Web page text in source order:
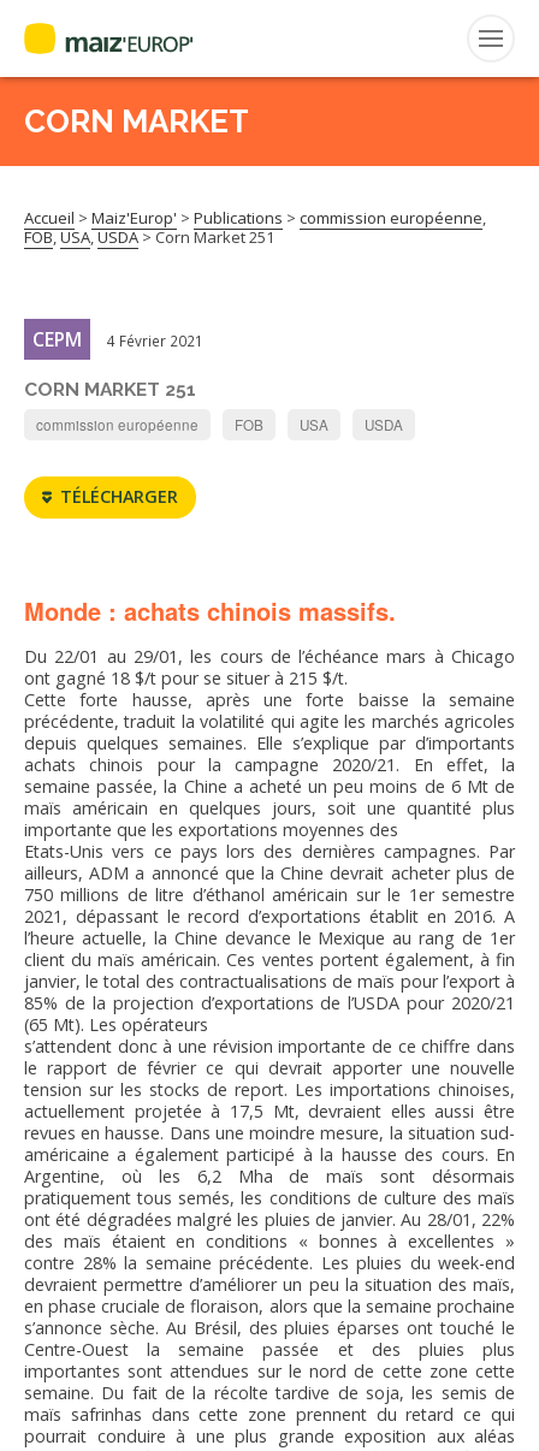
Rechercher
:
MAIZ’EUROP’
AGPM MAÏS DOUX
AGPM MAÏS SEMENCE
CEPM
IRRIGANTS DE FRANCE
GERM-SERVICES
EMPLOI
CORN MARKET
Accueil > Maiz'Europ' > Publications > commission européenne,
FOB,USA,USDA>Corn Market 251
CEPM 4 Février 2021
CORN MARKET 251
commission européenne FOB USA USDA
TÉLÉCHARGER
Monde : achats chinois massifs.
Du 22/01 au 29/01, les cours de l’échéance mars à Chicago
ont gagné 18 $/t pour se situer à 215 $/t.
Cette forte hausse, après une forte baisse la semaine
précédente, traduit la volatilité qui agite les marchés agricoles
depuis quelques semaines. Elle s’explique par d’importants
achats chinois pour la campagne 2020/21. En effet, la
semaine passée, la Chine a acheté un peu moins de 6 Mt de
maïs américain en quelques jours, soit une quantité plus
importante que les exportations moyennes des
Etats-Unis vers ce pays lors des dernières campagnes. Par
ailleurs, ADM a annoncé que la Chine devrait acheter plus de
750 millions de litre d’éthanol américain sur le 1er semestre
2021, dépassant le record d’exportations établit en 2016. A
l’heure actuelle, la Chine devance le Mexique au rang de 1er
client du maïs américain. Ces ventes portent également, à fin
janvier, le total des contractualisations de maïs pour l’export à
85% de la projection d’exportations de l’USDA pour 2020/21
(65 Mt). Les opérateurs
s’attendent donc à une révision importante de ce chiffre dans
le rapport de février ce qui devrait apporter une nouvelle
tension sur les stocks de report. Les importations chinoises,
actuellement projetée à 17,5 Mt, devraient elles aussi être
revues en hausse. Dans une moindre mesure, la situation sud-
américaine a également participé à la hausse des cours. En
Argentine, où les 6,2 Mha de maïs sont désormais
pratiquement tous semés, les conditions de culture des maïs
ont été dégradées malgré les pluies de janvier. Au 28/01, 22%
des maïs étaient en conditions « bonnes à excellentes »
contre 28% la semaine précédente. Les pluies du week-end
devraient permettre d’améliorer un peu la situation des maïs,
en phase cruciale de floraison, alors que la semaine prochaine
s’annonce sèche. Au Brésil, des pluies éparses ont touché le
Centre-Ouest la semaine passée et des pluies plus
importantes sont attendues sur le nord de cette zone cette
semaine. Du fait de la récolte tardive de soja, les semis de
maïs safrinhas dans cette zone prennent du retard ce qui
pourrait conduire à une plus grande exposition aux aléas